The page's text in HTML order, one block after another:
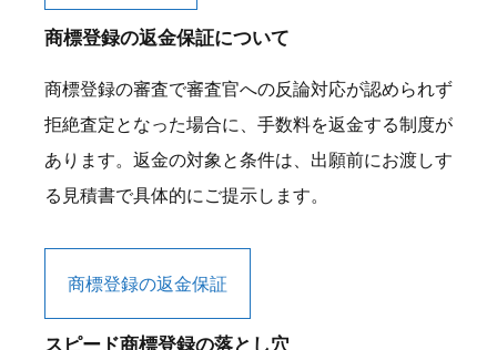
商標登録の返金保証について
商標登録の審査で審査官への反論対応が認められず
拒絶査定となった場合に、手数料を返金する制度が
あります。返金の対象と条件は、出願前にお渡しす
る見積書で具体的にご提示します。
商標登録の返金保証
スピード商標登録の落とし穴